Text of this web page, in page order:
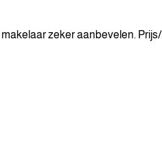
zeker aanbevelen.